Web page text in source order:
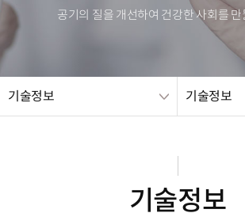
공기의 질을 개선하여 건강한 사회를 만
기술정보 기술정보
기술정보